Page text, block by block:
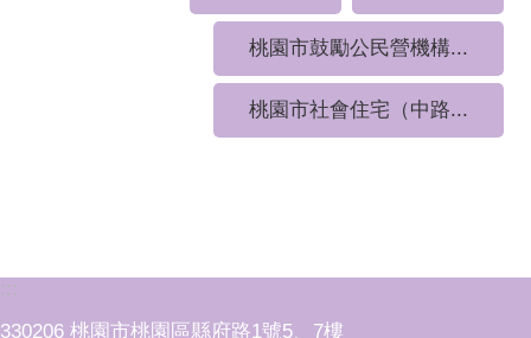
桃園市鼓勵公民營機構...
桃園市社會住宅（中路...
:::
330206 桃園市桃園區縣府路1號5、7樓